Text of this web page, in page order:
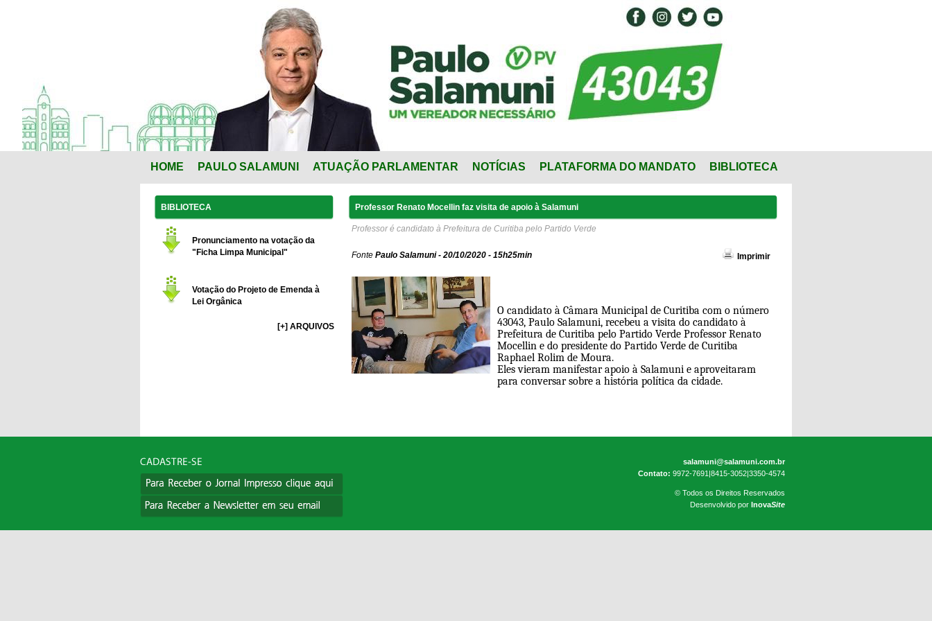
HOME PAULO SALAMUNI ATUAÇÃO PARLAMENTAR NOTÍCIAS PLATAFORMA DO MANDATO BIBLIOTECA
BIBLIOTECA
Pronunciamento na votação da
"Ficha Limpa Municipal"
Votação do Projeto de Emenda à
Lei Orgânica
[+] ARQUIVOS
Professor Renato Mocellin faz visita de apoio à Salamuni
Professor é candidato à Prefeitura de Curitiba pelo Partido Verde
Fonte Paulo Salamuni - 20/10/2020 - 15h25min Imprimir
O candidato à Câmara Municipal de Curitiba com o número
43043, Paulo Salamuni, recebeu a visita do candidato à
Prefeitura de Curitiba pelo Partido Verde Professor Renato
Mocellin e do presidente do Partido Verde de Curitiba
Raphael Rolim de Moura.
Eles vieram manifestar apoio à Salamuni e aproveitaram
para conversar sobre a história política da cidade.
salamuni@salamuni.com.br
Contato: 9972-7691|8415-3052|3350-4574
© Todos os Direitos Reservados
Desenvolvido por InovaSite